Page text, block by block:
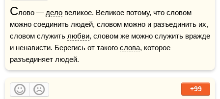
Слово — дело великое. Великое потому, что словом
можно соединить людей, словом можно и разъединить их,
словом служить любви, словом же можно служить вражде
и ненависти. Берегись от такого слова, которое
разъединяет людей.
+99